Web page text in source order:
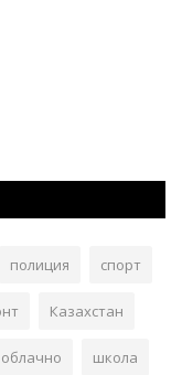
полиция спорт
Казахстан
облачно школа